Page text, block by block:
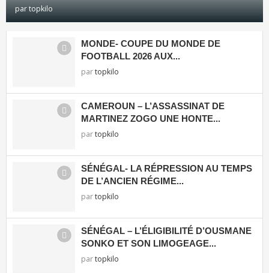
partopkilo
MONDE- COUPE DU MONDE DE
FOOTBALL 2026 AUX...
partopkilo
CAMEROUN – L’ASSASSINAT DE
MARTINEZ ZOGO UNE HONTE...
partopkilo
SÉNÉGAL- LA RÉPRESSION AU TEMPS
DE L’ANCIEN RÉGIME...
partopkilo
SÉNÉGAL – L’ÉLIGIBILITÉ D’OUSMANE
SONKO ET SON LIMOGEAGE...
partopkilo